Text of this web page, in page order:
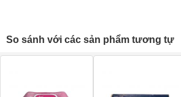
So sánh với các sản phẩm tương tự